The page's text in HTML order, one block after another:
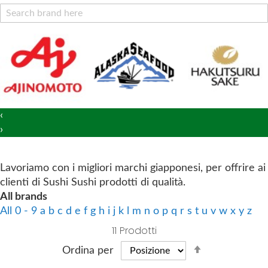
o
C
t
e
t
‹
›
Lavoriamo con i migliori marchi giapponesi, per offrire ai
clienti di Sushi Sushi prodotti di qualità.
All brands
All
0 - 9 a b c d e f g h i j k m n o p q r s t u v w x y z
11 Prodotti
Ordina per